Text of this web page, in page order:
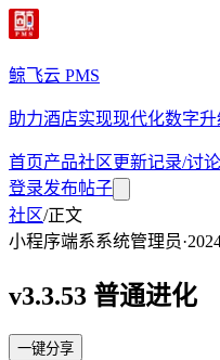
鲸飞云 PMS
助力酒店实现现代化数字升
首页产品社区更新记录/讨论
登录发布帖子
社区/正文
小程序端系系统管理员·
v3.3.53 普通进化
一键分享